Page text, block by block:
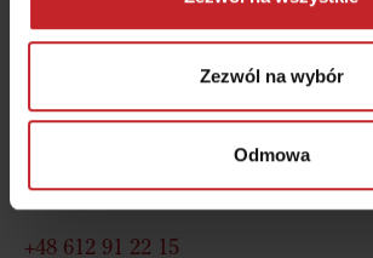
Zezwól na wybór
Odmowa
Kontakt
Väderstad Sp. z o.o.
62-045 Pniewy
+48 612 91 22 15